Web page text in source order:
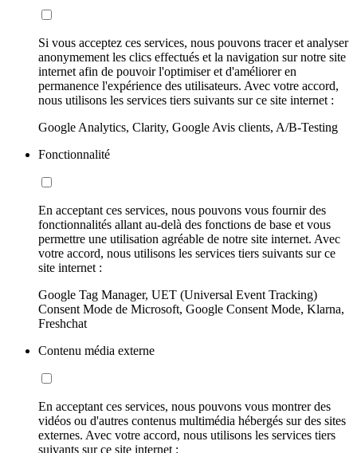
Si vous acceptez ces services, nous pouvons tracer et analyser
anonymement les clics effectués et la navigation sur notre site
internet afin de pouvoir l'optimiser et d'améliorer en
permanence l'expérience des utilisateurs. Avec votre accord,
nous utilisons les services tiers suivants sur ce site internet :
Google Analytics, Clarity, Google Avis clients, A/B-Testing
Fonctionnalité
En acceptant ces services, nous pouvons vous fournir des
fonctionnalités allant au-delà des fonctions de base et vous
permettre une utilisation agréable de notre site internet. Avec
votre accord, nous utilisons les services tiers suivants sur ce
site internet :
Google Tag Manager, UET (Universal Event Tracking)
Consent Mode de Microsoft, Google Consent Mode, Klarna,
Freshchat
Contenu média externe
En acceptant ces services, nous pouvons vous montrer des
vidéos ou d'autres contenus multimédia hébergés sur des sites
externes. Avec votre accord, nous utilisons les services tiers
suivants sur ce site internet :